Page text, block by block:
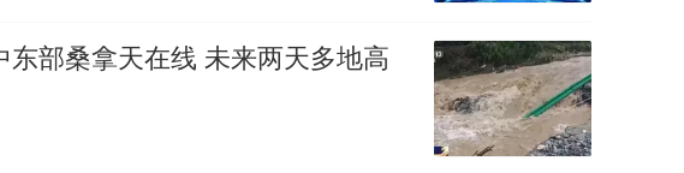
部桑拿天在线 未来两天多地高